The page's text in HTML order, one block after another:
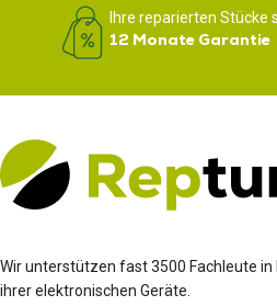
Ihre reparierten Stücke
12 Monate Garantie
Wir unterstützen fast 3500 Fachleute in
ihrer elektronischen Geräte.